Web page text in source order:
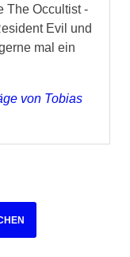
The Occultist -
Evil und
mal ein
von Tobias